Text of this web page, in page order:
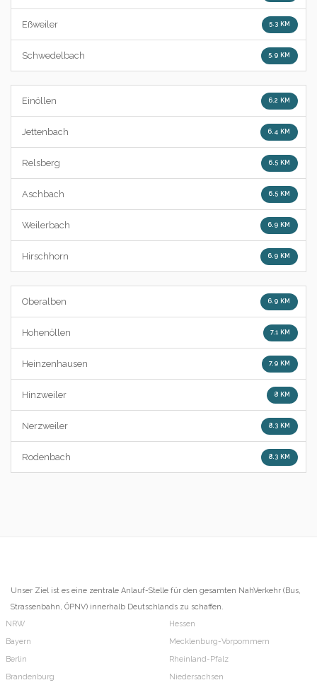
Eßweiler 5.3 KM
Schwedelbach 5.9 KM
Einöllen 6.2 KM
Jettenbach 6.4 KM
Relsberg 6.5 KM
Aschbach 6.5 KM
Weilerbach 6.9 KM
Hirschhorn 6.9 KM
Oberalben 6.9 KM
Hohenöllen 7.1 KM
Heinzenhausen 7.9 KM
Hinzweiler 8 KM
Nerzweiler 8.3 KM
Rodenbach 8.3 KM
Unser Ziel ist es eine zentrale Anlauf-Stelle für den gesamten NahVerkehr (Bus,
Strassenbahn, ÖPNV) innerhalb Deutschlands zu schaffen.
NRW
Bayern
Berlin
Brandenburg
Hessen
Mecklenburg-Vorpommern
Rheinland-Pfalz
Niedersachsen